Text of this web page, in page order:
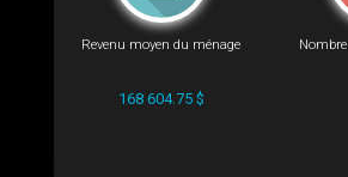
Revenu moyen du ménage
168 604.75 $